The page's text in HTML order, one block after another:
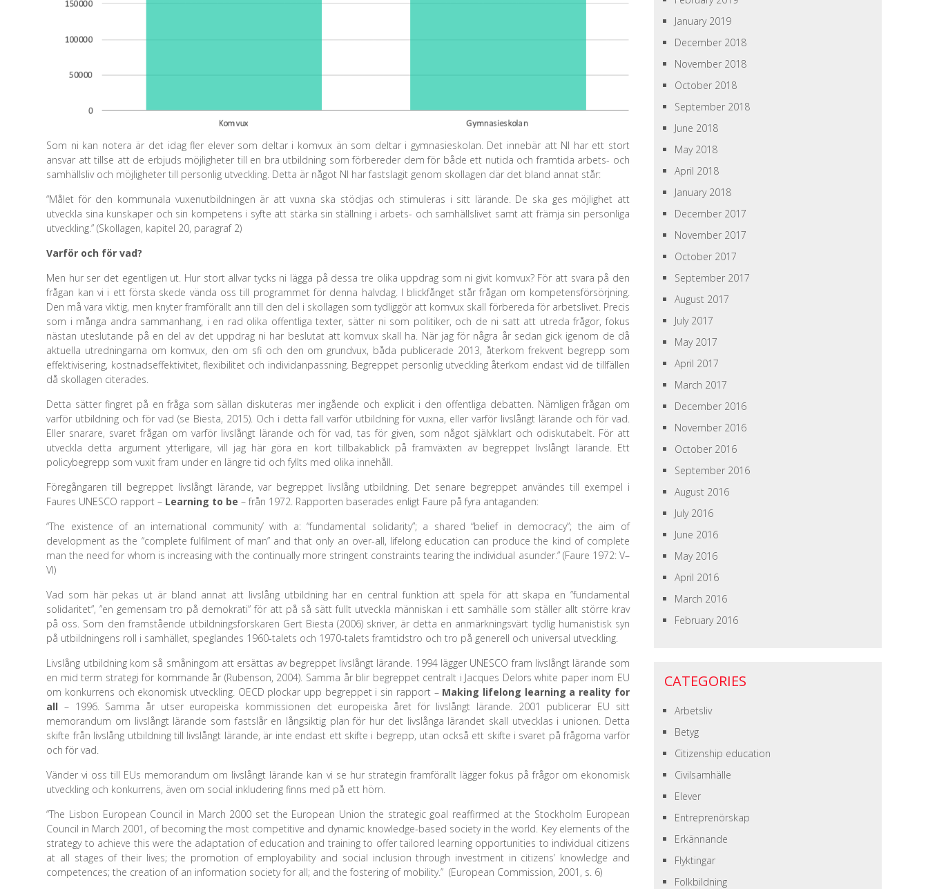
Som ni kan notera är det idag fler elever som deltar i komvux än som deltar i gymnasieskolan. Det innebär att NI har ett stort
ansvar att tillse att de erbjuds möjligheter till en bra utbildning som förbereder dem för både ett nutida och framtida arbets- och
samhällsliv och möjligheter till personlig utveckling. Detta är något NI har fastslagit genom skollagen där det bland annat står:
“Målet för den kommunala vuxenutbildningen är att vuxna ska stödjas och stimuleras i sitt lärande. De ska ges möjlighet att
utveckla sina kunskaper och sin kompetens i syfte att stärka sin ställning i arbets- och samhällslivet samt att främja sin personliga
utveckling.” (Skollagen, kapitel 20, paragraf 2)
Varför och för vad?
Men hur ser det egentligen ut. Hur stort allvar tycks ni lägga på dessa tre olika uppdrag som ni givit komvux? För att svara på den
frågan kan vi i ett första skede vända oss till programmet för denna halvdag. I blickfånget står frågan om kompetensförsörjning.
Den må vara viktig, men knyter framförallt ann till den del i skollagen som tydliggör att komvux skall förbereda för arbetslivet. Precis
som i många andra sammanhang, i en rad olika offentliga texter, sätter ni som politiker, och de ni satt att utreda frågor, fokus
nästan uteslutande på en del av det uppdrag ni har beslutat att komvux skall ha. När jag för några år sedan gick igenom de då
aktuella utredningarna om komvux, den om sfi och den om grundvux, båda publicerade 2013, återkom frekvent begrepp som
effektivisering, kostnadseffektivitet, flexibilitet och individanpassning. Begreppet personlig utveckling återkom endast vid de tillfällen
då skollagen citerades.
Detta sätter fingret på en fråga som sällan diskuteras mer ingående och explicit i den offentliga debatten. Nämligen frågan om
varför utbildning och för vad (se Biesta, 2015). Och i detta fall varför utbildning för vuxna, eller varför livslångt lärande och för vad.
Eller snarare, svaret frågan om varför livslångt lärande och för vad, tas för given, som något självklart och odiskutabelt. För att
utveckla detta argument ytterligare, vill jag här göra en kort tillbakablick på framväxten av begreppet livslångt lärande. Ett
policybegrepp som vuxit fram under en längre tid och fyllts med olika innehåll.
Föregångaren till begreppet livslångt lärande, var begreppet livslång utbildning. Det senare begreppet användes till exempel i
Faures UNESCO rapport – Learning to be – från 1972. Rapporten baserades enligt Faure på fyra antaganden:
“The existence of an international community’ with a: “fundamental solidarity”; a shared “belief in democracy”; the aim of
development as the “complete fulfilment of man” and that only an over-all, lifelong education can produce the kind of complete
man the need for whom is increasing with the continually more stringent constraints tearing the individual asunder.” (Faure 1972: V–
VI)
Vad som här pekas ut är bland annat att livslång utbildning har en central funktion att spela för att skapa en ”fundamental
solidaritet”, ”en gemensam tro på demokrati” för att på så sätt fullt utveckla människan i ett samhälle som ställer allt större krav
på oss. Som den framstående utbildningsforskaren Gert Biesta (2006) skriver, är detta en anmärkningsvärt tydlig humanistisk syn
på utbildningens roll i samhället, speglandes 1960-talets och 1970-talets framtidstro och tro på generell och universal utveckling.
Livslång utbildning kom så småningom att ersättas av begreppet livslångt lärande. 1994 lägger UNESCO fram livslångt lärande som
en mid term strategi för kommande år (Rubenson, 2004). Samma år blir begreppet centralt i Jacques Delors white paper inom EU
om konkurrens och ekonomisk utveckling. OECD plockar upp begreppet i sin rapport – Making lifelong learning a reality for
all – 1996. Samma år utser europeiska kommissionen det europeiska året för livslångt lärande. 2001 publicerar EU sitt
memorandum om livslångt lärande som fastslår en långsiktig plan för hur det livslånga lärandet skall utvecklas i unionen. Detta
skifte från livslång utbildning till livslångt lärande, är inte endast ett skifte i begrepp, utan också ett skifte i svaret på frågorna varför
och för vad.
Vänder vi oss till EUs memorandum om livslångt lärande kan vi se hur strategin framförallt lägger fokus på frågor om ekonomisk
utveckling och konkurrens, även om social inkludering finns med på ett hörn.
“The Lisbon European Council in March 2000 set the European Union the strategic goal reaffirmed at the Stockholm European
Council in March 2001, of becoming the most competitive and dynamic knowledge-based society in the world. Key elements of the
strategy to achieve this were the adaptation of education and training to offer tailored learning opportunities to individual citizens
at all stages of their lives; the promotion of employability and social inclusion through investment in citizens’ knowledge and
competences; the creation of an information society for all; and the fostering of mobility.” (European Commission, 2001, s. 6)
January 2019
December 2018
November 2018
October 2018
September 2018
June 2018
May 2018
April 2018
January 2018
December 2017
November 2017
October 2017
September 2017
August 2017
July 2017
May 2017
April 2017
March 2017
December 2016
November 2016
October 2016
September 2016
August 2016
July 2016
June 2016
May 2016
April 2016
March 2016
February 2016
CATEGORIES
Arbetsliv
Betyg
Citizenship education
Civilsamhälle
Elever
Entreprenörskap
Erkännande
Flyktingar
Folkbildning